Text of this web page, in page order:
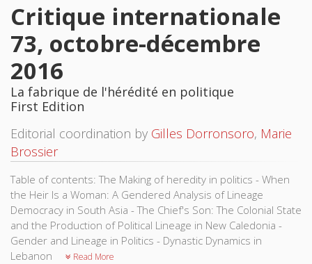
Critique internationale
73, octobre-décembre
2016
La fabrique de l'hérédité en politique
First Edition
Editorial coordination by Gilles Dorronsoro, Marie
Brossier
Table of contents: The Making of heredity in politics - When
the Heir Is a Woman: A Gendered Analysis of Lineage
Democracy in South Asia - The Chief's Son: The Colonial State
and the Production of Political Lineage in New Caledonia -
Gender and Lineage in Politics - Dynastic Dynamics in
Lebanon
Read More